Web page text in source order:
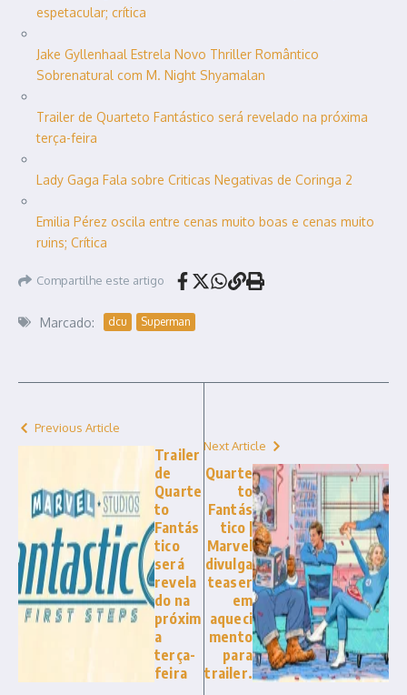
espetacular; crítica
Jake Gyllenhaal Estrela Novo Thriller Romântico
Sobrenatural com M. Night Shyamalan
Trailer de Quarteto Fantástico será revelado na próxima
terça-feira
Lady Gaga Fala sobre Criticas Negativas de Coringa 2
Emilia Pérez oscila entre cenas muito boas e cenas muito
ruins; Crítica
Compartilhe este artigo
Marcado: dcu Superman
Previous Article
Trailer
de
Quarte
to
Fantás
tico
será
revela
do na
próxim
a
terça-
feira
Next Article
Quarte
to
Fantás
tico |
Marvel
divulga
teaser
em
aqueci
mento
para
trailer.